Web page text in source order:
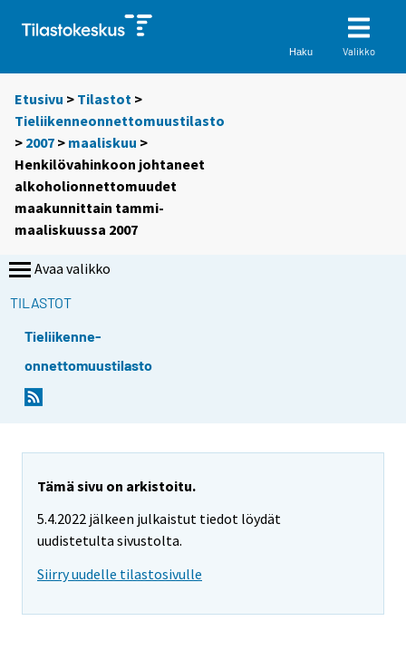
Haku Valikko
Etusivu > Tilastot >
Tieliikenneonnettomuustilasto
> 2007 > maaliskuu >
Henkilövahinkoon johtaneet
alkoholionnettomuudet
maakunnittain tammi-
maaliskuussa 2007
Avaa valikko
TILASTOT
Tieliikenne-
onnettomuustilasto
Tämä sivu on arkistoitu.
5.4.2022 jälkeen julkaistut tiedot löydät
uudistetulta sivustolta.
Siirry uudelle tilastosivulle